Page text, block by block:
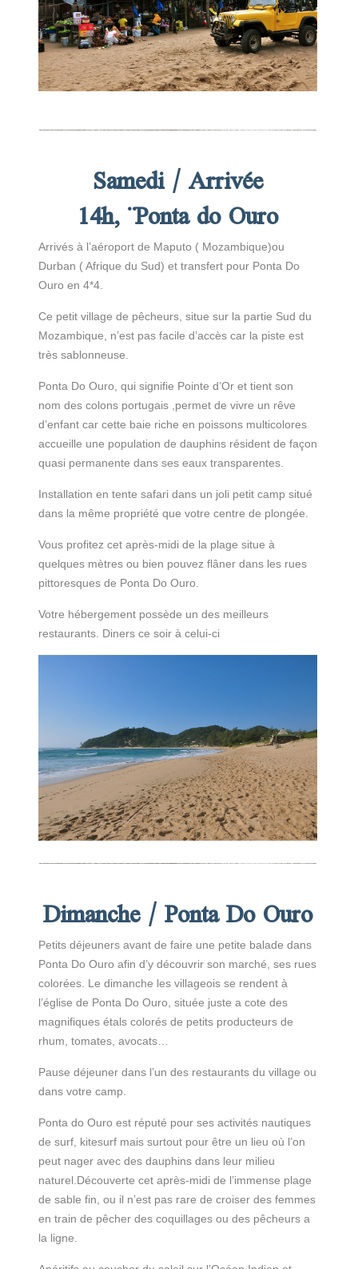
Samedi / Arrivée
14h, ¨Ponta do Ouro
Arrivés à l’aéroport de Maputo ( Mozambique)ou
Durban ( Afrique du Sud) et transfert pour Ponta Do
Ouro en 4*4.
Ce petit village de pêcheurs, situe sur la partie Sud du
Mozambique, n’est pas facile d’accès car la piste est
très sablonneuse.
Ponta Do Ouro, qui signifie Pointe d’Or et tient son
nom des colons portugais ,permet de vivre un rêve
d’enfant car cette baie riche en poissons multicolores
accueille une population de dauphins résident de façon
quasi permanente dans ses eaux transparentes.
Installation en tente safari dans un joli petit camp situé
dans la même propriété que votre centre de plongée.
Vous profitez cet après-midi de la plage situe à
quelques mètres ou bien pouvez flâner dans les rues
pittoresques de Ponta Do Ouro.
Votre hébergement possède un des meilleurs
restaurants. Diners ce soir à celui-ci
Dimanche / Ponta Do Ouro
Petits déjeuners avant de faire une petite balade dans
Ponta Do Ouro afin d’y découvrir son marché, ses rues
colorées. Le dimanche les villageois se rendent à
l’église de Ponta Do Ouro, située juste a cote des
magnifiques étals colorés de petits producteurs de
rhum, tomates, avocats…
Pause déjeuner dans l’un des restaurants du village ou
dans votre camp.
Ponta do Ouro est réputé pour ses activités nautiques
de surf, kitesurf mais surtout pour être un lieu où l’on
peut nager avec des dauphins dans leur milieu
naturel.Découverte cet après-midi de l’immense plage
de sable fin, ou il n’est pas rare de croiser des femmes
en train de pêcher des coquillages ou des pêcheurs a
la ligne.